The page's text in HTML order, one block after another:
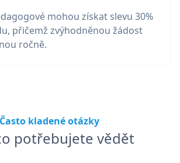
mohou získat slevu 30%
přičemž zvýhodněnou žádost
ročně.
Často kladené otázky
potřebujete vědět